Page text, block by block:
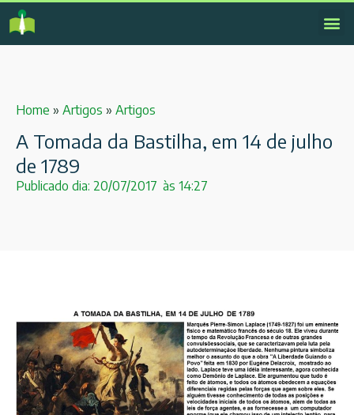
Home » Artigos » Artigos
A Tomada da Bastilha, em 14 de julho
de 1789
Publicado dia: 20/07/2017 às 14:27